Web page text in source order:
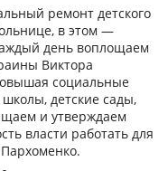
ремонт детского
в этом —
день воплощаем
Виктора
социальные
детские сады,
и утверждаем
власти работать для